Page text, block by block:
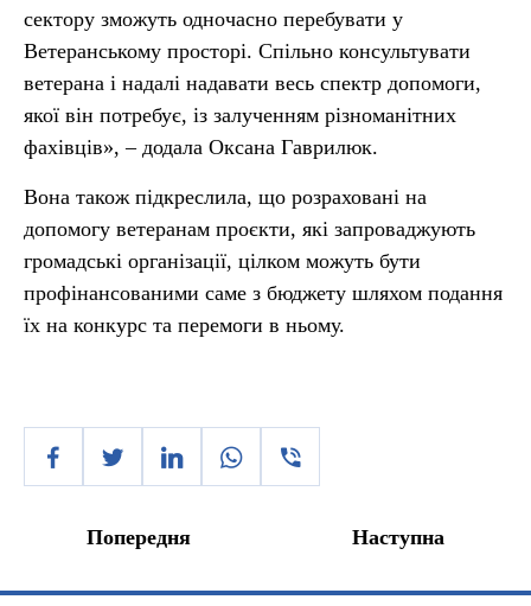
сектору зможуть одночасно перебувати у
Ветеранському просторі. Спільно консультувати
ветерана і надалі надавати весь спектр допомоги,
якої він потребує, із залученням різноманітних
фахівців», – додала Оксана Гаврилюк.
Вона також підкреслила, що розраховані на
допомогу ветеранам проєкти, які запроваджують
громадські організації, цілком можуть бути
профінансованими саме з бюджету шляхом подання
їх на конкурс та перемоги в ньому.
Попередня Наступна